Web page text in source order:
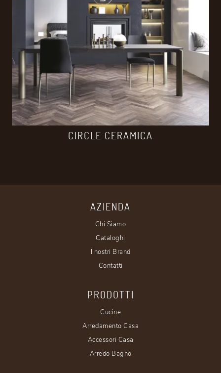
CIRCLE CERAMICA
AZIENDA
Chi Siamo
Cataloghi
I nostri Brand
Contatti
PRODOTTI
Cucine
Arredamento Casa
Accessori Casa
Arredo Bagno